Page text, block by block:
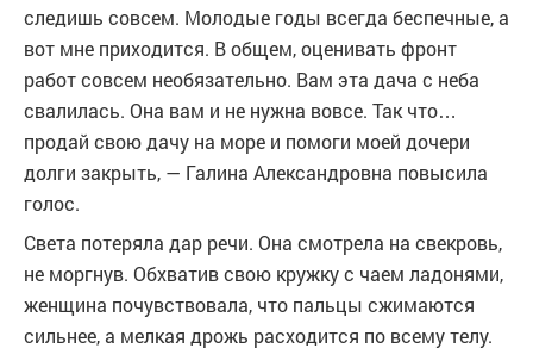
следишь совсем. Молодые годы всегда беспечные, а
вот мне приходится. В общем, оценивать фронт
работ совсем необязательно. Вам эта дача с неба
свалилась. Она вам и не нужна вовсе. Так что…
продай свою дачу на море и помоги моей дочери
долги закрыть, — Галина Александровна повысила
голос.
Света потеряла дар речи. Она смотрела на свекровь,
не моргнув. Обхватив свою кружку с чаем ладонями,
женщина почувствовала, что пальцы сжимаются
сильнее, а мелкая дрожь расходится по всему телу.